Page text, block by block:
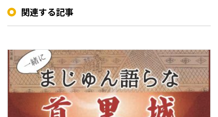
関連する記事